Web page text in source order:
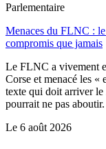
Parlementaire
Menaces du FLNC :
compromis que jamais
Le FLNC a vivement
Corse et menacé les «
texte qui doit arriver le
pourrait ne pas aboutir.
Le 6 août 2026